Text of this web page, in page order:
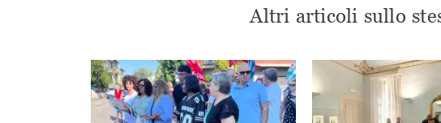
Altri articoli sullo